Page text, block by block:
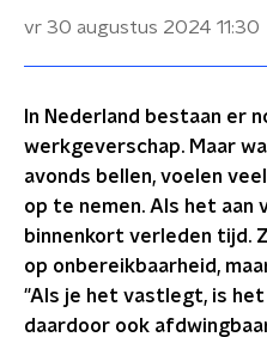
vr 30 augustus 2024 11:30
In Nederland bestaan er
werkgeverschap. Maar
avonds bellen, voelen
op te nemen. Als het aan
binnenkort verleden tijd.
op onbereikbaarheid,
"Als je het vastlegt, is
daardoor ook